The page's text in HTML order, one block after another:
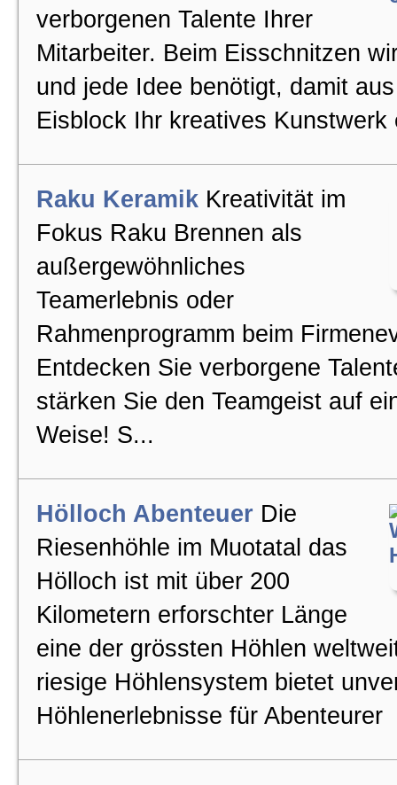
verborgenen Talente Ihrer
Mitarbeiter. Beim Eisschnitzen
und jede Idee benötigt, damit
Eisblock Ihr kreatives Kunstwerk
Raku Keramik Kreativität im
Fokus Raku Brennen als
außergewöhnliches
Teamerlebnis oder
Rahmenprogramm beim
Entdecken Sie verborgene
stärken Sie den Teamgeist auf
Weise! S...
Hölloch Abenteuer Die
Riesenhöhle im Muotatal das
Hölloch ist mit über 200
Kilometern erforschter Länge
eine der grössten Höhlen
riesige Höhlensystem bietet
Höhlenerlebnisse für Abenteurer